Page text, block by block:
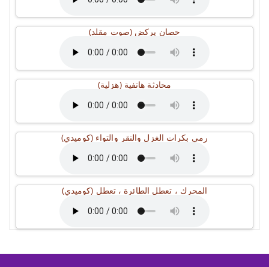
حصان يركض (صوت مقلد)
محادثة هاتفية (هزلية)
رمي بكرات الغزل والنقر والتواء (كوميدي)
المحرك ، تعطل الطائرة ، تعطل (كوميدي)